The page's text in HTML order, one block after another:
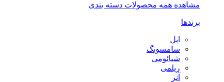
مشاهده همه محصولات دسته بندی
برندها
اپل
سامسونگ
شیائومی
ریلمی
آنر